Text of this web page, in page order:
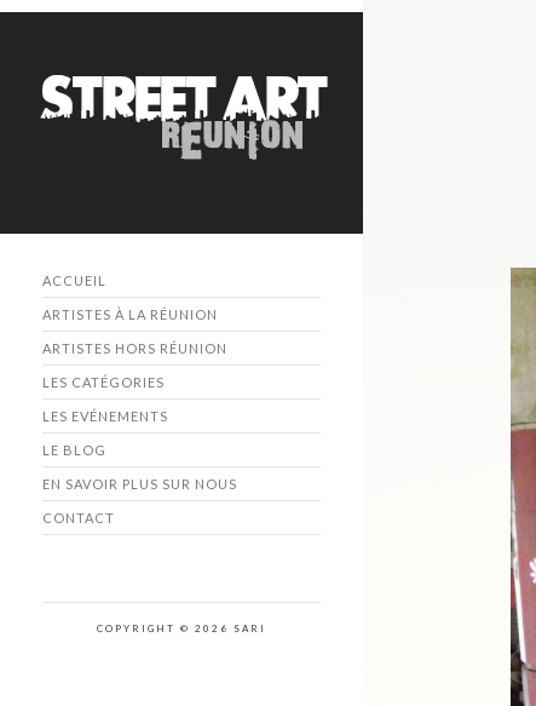
ACCUEIL
ARTISTES À LA RÉUNION
ARTISTES HORS RÉUNION
LES CATÉGORIES
LES EVÉNEMENTS
LE BLOG
EN SAVOIR PLUS SUR NOUS
CONTACT
COPYRIGHT © 2026 SARI